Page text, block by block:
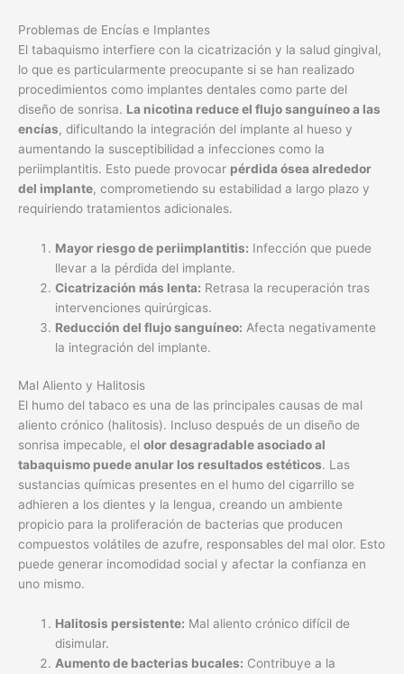
Problemas de Encías e Implantes
El tabaquismo interfiere con la cicatrización y la salud gingival,
lo que es particularmente preocupante si se han realizado
procedimientos como implantes dentales como parte del
diseño de sonrisa. La nicotina reduce el flujo sanguíneo a las
encías, dificultando la integración del implante al hueso y
aumentando la susceptibilidad a infecciones como la
periimplantitis. Esto puede provocar pérdida ósea alrededor
del implante, comprometiendo su estabilidad a largo plazo y
requiriendo tratamientos adicionales.
Mayor riesgo de periimplantitis: Infección que puede
llevar a la pérdida del implante.
Cicatrización más lenta: Retrasa la recuperación tras
intervenciones quirúrgicas.
Reducción del flujo sanguíneo: Afecta negativamente
la integración del implante.
Mal Aliento y Halitosis
El humo del tabaco es una de las principales causas de mal
aliento crónico (halitosis). Incluso después de un diseño de
sonrisa impecable, el olor desagradable asociado al
tabaquismo puede anular los resultados estéticos. Las
sustancias químicas presentes en el humo del cigarrillo se
adhieren a los dientes y la lengua, creando un ambiente
propicio para la proliferación de bacterias que producen
compuestos volátiles de azufre, responsables del mal olor. Esto
puede generar incomodidad social y afectar la confianza en
uno mismo.
Halitosis persistente: Mal aliento crónico difícil de
disimular.
Aumento de bacterias bucales: Contribuye a la